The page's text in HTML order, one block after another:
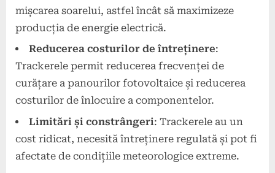
mișcarea soarelui, astfel încât să maximizeze
producția de energie electrică.
Reducerea costurilor de întreținere:
Trackerele permit reducerea frecvenței de
curățare a panourilor fotovoltaice și reducerea
costurilor de înlocuire a componentelor.
Limitări și constrângeri: Trackerele au un
cost ridicat, necesită întreținere regulată și pot fi
afectate de condițiile meteorologice extreme.